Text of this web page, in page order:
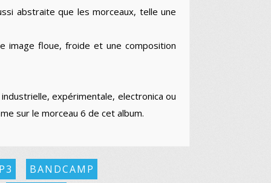
abstraite que les morceaux, telle une
image floue, froide et une composition
expérimentale, electronica ou
sur le morceau 6 de cet album.
BANDCAMP